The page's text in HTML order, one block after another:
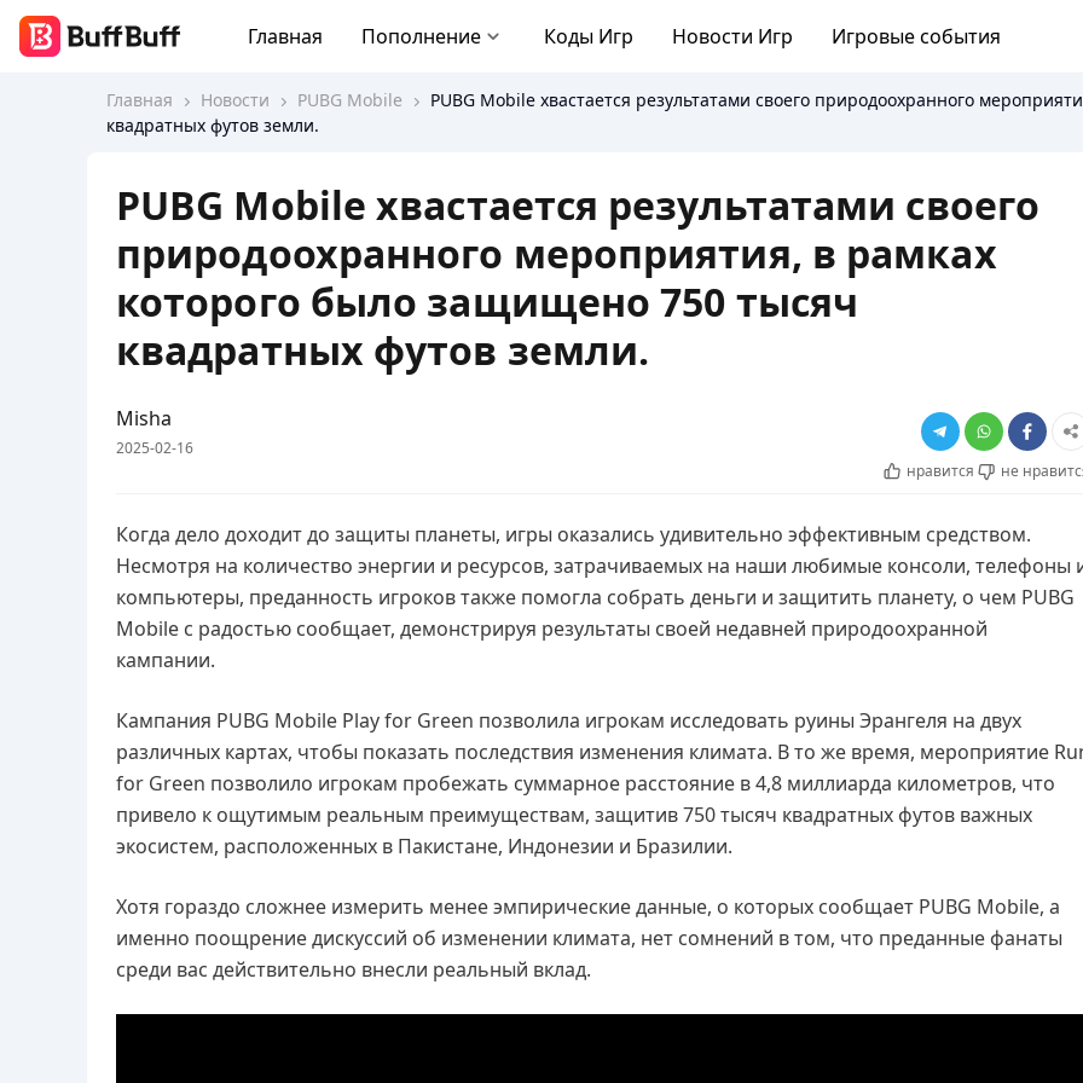
Главная Пополнение Коды Игр Новости Игр Игровые события
Главная Новости PUBG Mobile
PUBG Mobile хвастается результатами своего природоохранного
квадратных футов земли.
PUBG Mobile хвастается результатами своего
природоохранного мероприятия, в рамках
которого было защищено 750 тысяч
квадратных футов земли.
Misha
2025-02-16
нравится
не
Когда дело доходит до защиты планеты, игры оказались удивительно эффективным средством.
Несмотря на количество энергии и ресурсов, затрачиваемых на наши любимые консоли, телефоны
компьютеры, преданность игроков также помогла собрать деньги и защитить планету, о чем PUBG
Mobile с радостью сообщает, демонстрируя результаты своей недавней природоохранной
кампании.
Кампания PUBG Mobile Play for Green позволила игрокам исследовать руины Эрангеля на двух
различных картах, чтобы показать последствия изменения климата. В то же время, мероприятие
for Green позволило игрокам пробежать суммарное расстояние в 4,8 миллиарда километров, что
привело к ощутимым реальным преимуществам, защитив 750 тысяч квадратных футов важных
экосистем, расположенных в Пакистане, Индонезии и Бразилии.
Хотя гораздо сложнее измерить менее эмпирические данные, о которых сообщает PUBG Mobile, а
именно поощрение дискуссий об изменении климата, нет сомнений в том, что преданные фанаты
среди вас действительно внесли реальный вклад.